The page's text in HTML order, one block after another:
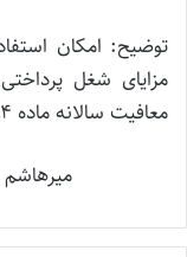
مزایای شغل
معافیت سالانه ماده ۸۴ ق.م.م وجود دارد.